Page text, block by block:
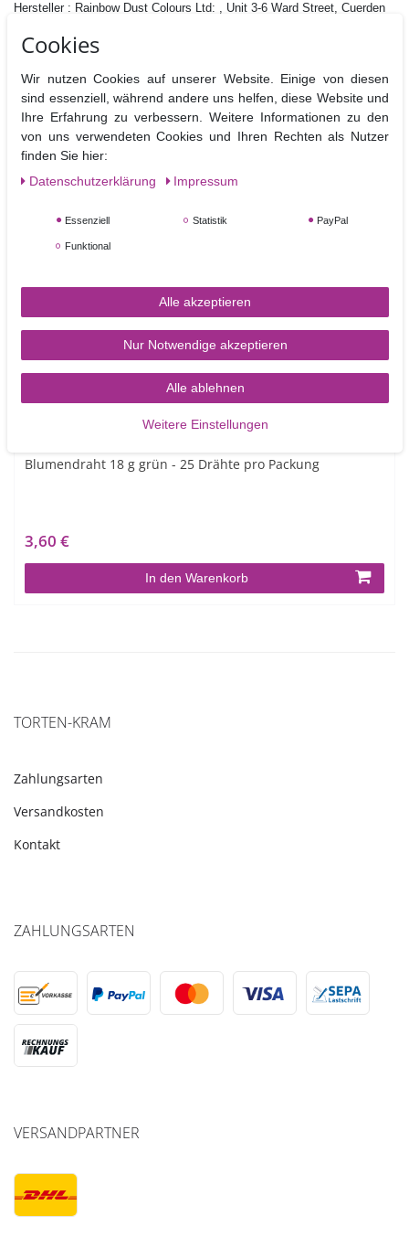
Hersteller : Rainbow Dust Colours Ltd: , Unit 3-6 Ward Street, Cuerden
Nährwertangaben pro 100 g
0g 0g 0g
Blumendraht 18 g grün - 25 Drähte pro Packung
3,60 €
In den Warenkorb
TORTEN-KRAM
Zahlungsarten
Versandkosten
Kontakt
ZAHLUNGSARTEN
VERSANDPARTNER
Cookies
Wir nutzen Cookies auf unserer Website. Einige von diesen
sind essenziell, während andere uns helfen, diese Website und
Ihre Erfahrung zu verbessern. Weitere Informationen zu den
von uns verwendeten Cookies und Ihren Rechten als Nutzer
finden Sie hier:
Daten­schutz­erklärung
Impressum
Essenziell Statistik PayPal
Funktional
Alle akzeptieren
Nur Notwendige akzeptieren
Alle ablehnen
Weitere Einstellungen